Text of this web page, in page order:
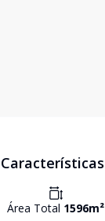
Características
Área Total 1596m²